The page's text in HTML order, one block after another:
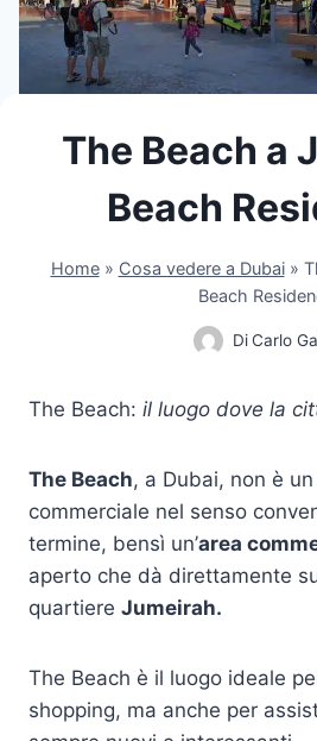
The Beach a
Beach
Home» Cosa vedere a Dubai»
Beach
DiCarlo
The Beach: il luogo dove la
The Beach, a Dubai, non è
commerciale nel senso
termine, bensì un’area
aperto che dà direttamente
quartiere Jumeirah.
The Beach è il luogo ideale
shopping, ma anche per